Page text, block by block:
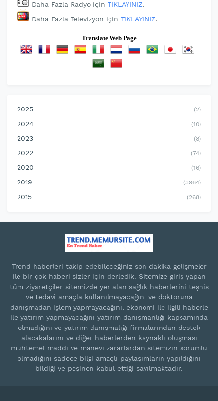
Daha Fazla Radyo için TIKLAYINIZ.
Daha Fazla Televizyon için TIKLAYINIZ.
Translate Web Page
2025 (2)
2024 (10)
2023 (8)
2022 (74)
2020 (16)
2019 (3964)
2015 (268)
Trend haberleri takip edebileceğiniz son dakika gelişmeler
ile bir çok haberi sizler için derledik. Sitemize giriş yapan
tüm ziyaretçiler sitemizde yer alan sağlık haberlerini teşhis
ve tedavi amaçla kullanılmayacağını ve doktoruna
danışmadan işlem yapmayacağını, ekonomi ile ilgili haberle
ile yatırım yapmayacağını yatırım danışmanlığı kapsamında
olmadığını ve yatırım danışmalığı firmalarından destek
alacakalarını ve diğer haberlerden kaynaklı oluşması
muhtemel maddi ve manevi zararlardan sitemizin sorumlu
olmadığını sadece bilgi amaçlı paylaşımların yapıldığını
bildiği ve peşinen kabul ettiği sayılmaktadır.